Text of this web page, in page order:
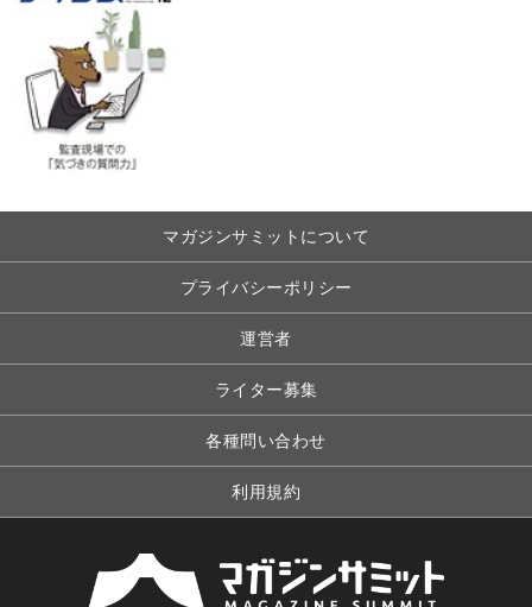
マガジンサミットについて
プライバシーポリシー
運営者
ライター募集
各種問い合わせ
利用規約